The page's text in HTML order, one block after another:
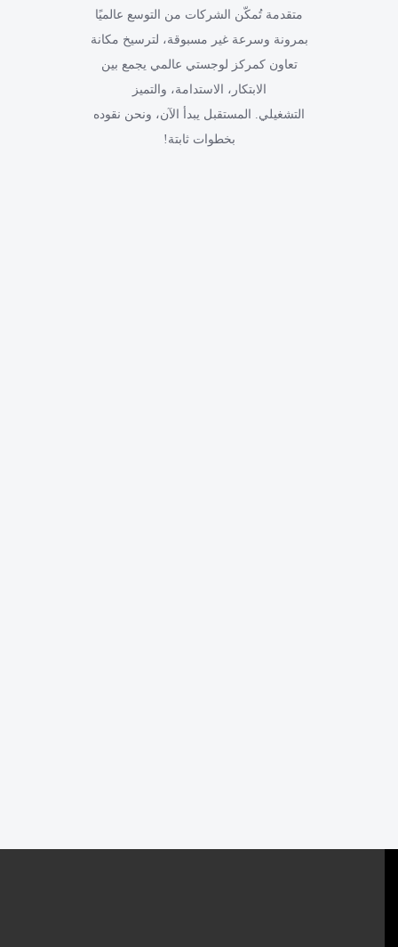
متقدمة تُمكّن الشركات من التوسع عالميًا
بمرونة وسرعة غير مسبوقة، لترسيخ مكانة
تعاون كمركز لوجستي عالمي يجمع بين
الابتكار، الاستدامة، والتميز
التشغيلي. المستقبل يبدأ الآن، ونحن نقوده
بخطوات ثابتة!